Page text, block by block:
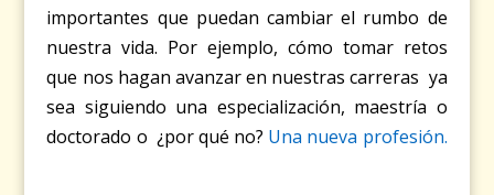
importantes que puedan cambiar el rumbo de
nuestra vida. Por ejemplo, cómo tomar retos
que nos hagan avanzar en nuestras carreras ya
sea siguiendo una especialización, maestría o
doctorado o ¿por qué no? Una nueva profesión.